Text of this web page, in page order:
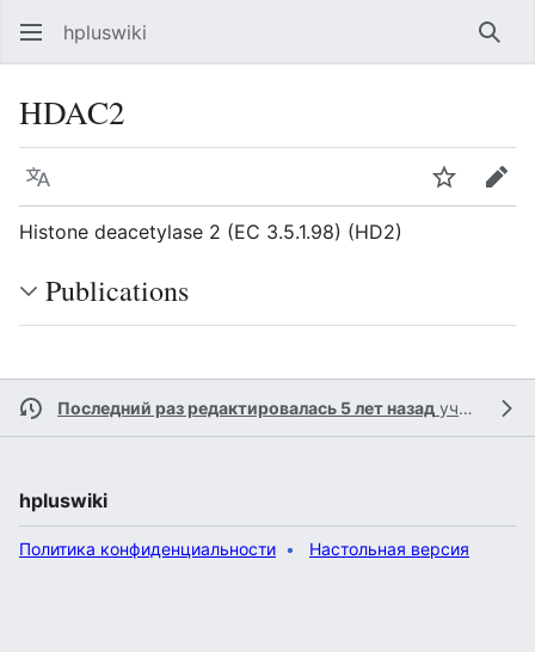
hpluswiki
HDAC2
Язык Следить
Histone deacetylase 2 (EC 3.5.1.98) (HD2)
Publications
Последний раз редактировалась 5 лет назад участником
hpluswiki
Политика конфиденциальности Настольная версия